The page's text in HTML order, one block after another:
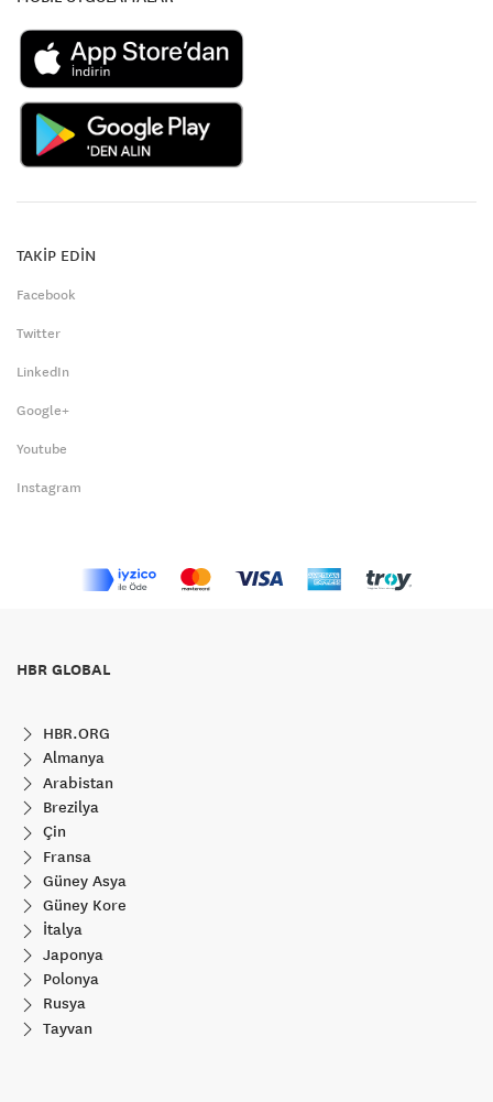
TAKİP EDİN
Facebook
Twitter
LinkedIn
Google+
Youtube
Instagram
HBR GLOBAL
HBR.ORG
Almanya
Arabistan
Brezilya
Çin
Fransa
Güney Asya
Güney Kore
İtalya
Japonya
Polonya
Rusya
Tayvan